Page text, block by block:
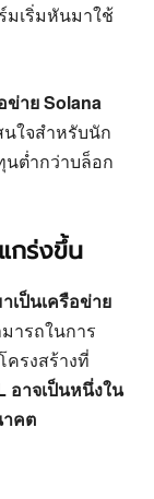
เริ่มหันมาใช้
าย Solana
นใจสำหรับนัก
ต่ำกว่าบล็อก
กร่งขึ้น
เป็นเครือข่าย
ารถในการ
รงสร้างที่
อาจเป็นหนึ่งใน
คต